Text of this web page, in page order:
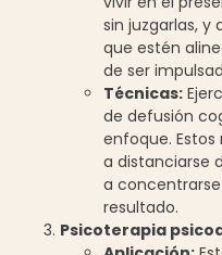
sin juzgarlas,
que estén
de ser
Técnicas:
de defusión
enfoque.
a distanciarse
a
resultado.
Psicoterapia